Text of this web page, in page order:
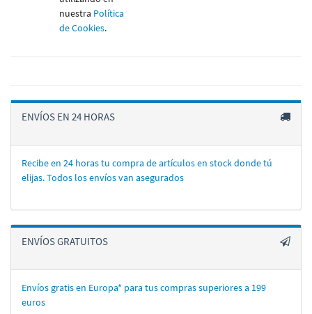
nuestra Política
de Cookies.
ENVÍOS EN 24 HORAS
Recibe en 24 horas tu compra de artí­culos en stock donde tú
elijas. Todos los enví­os van asegurados
ENVÍOS GRATUITOS
Envíos gratis en Europa* para tus compras superiores a 199
euros